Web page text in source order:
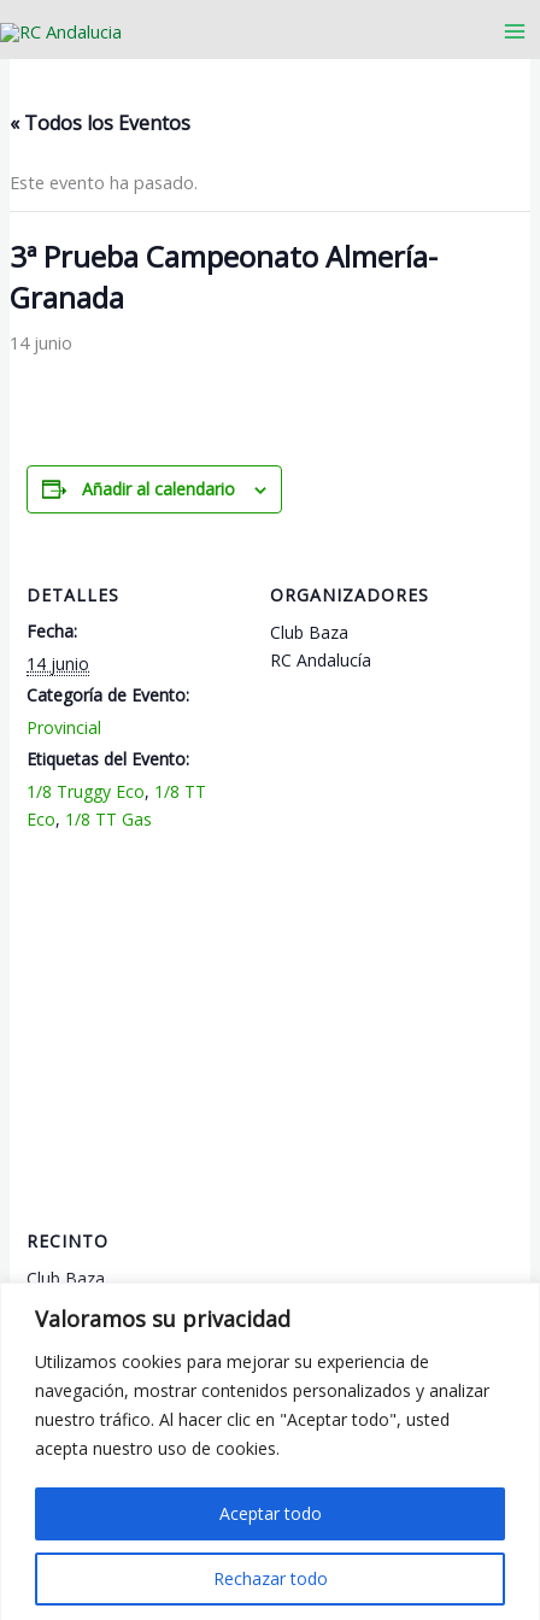
Valoramos su privacidad
Utilizamos cookies para mejorar su experiencia de
navegación, mostrar contenidos personalizados y analizar
nuestro tráfico. Al hacer clic en "Aceptar todo", usted
acepta nuestro uso de cookies.
Rechazar todo
Aceptar todo
al
« Todos los Eventos
Este evento ha pasado.
3ª Prueba Campeonato Almería-
Granada
14 junio
Añadir al calendario
DETALLES
Fecha:
14 junio
Categoría de Evento:
Provincial
Etiquetas del Evento:
1/8 Truggy Eco, 1/8 TT
Eco, 1/8 TT Gas
ORGANIZADORES
Club Baza
RC Andalucía
RECINTO
Club Baza
BastiRacing RC
18800
3ª Prueba Campeonato de
Andalucía 1/8
2ª Prueba Campeonato Sevilla –
Huelva 1/10 TT
Todos los derechos © 2026 RC Andalucia